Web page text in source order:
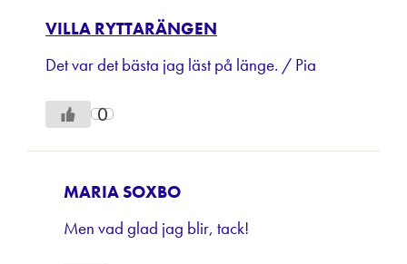
VILLA RYTTARÄNGEN
Det var det bästa jag läst på länge. / Pia
0
MARIA SOXBO
Men vad glad jag blir, tack!